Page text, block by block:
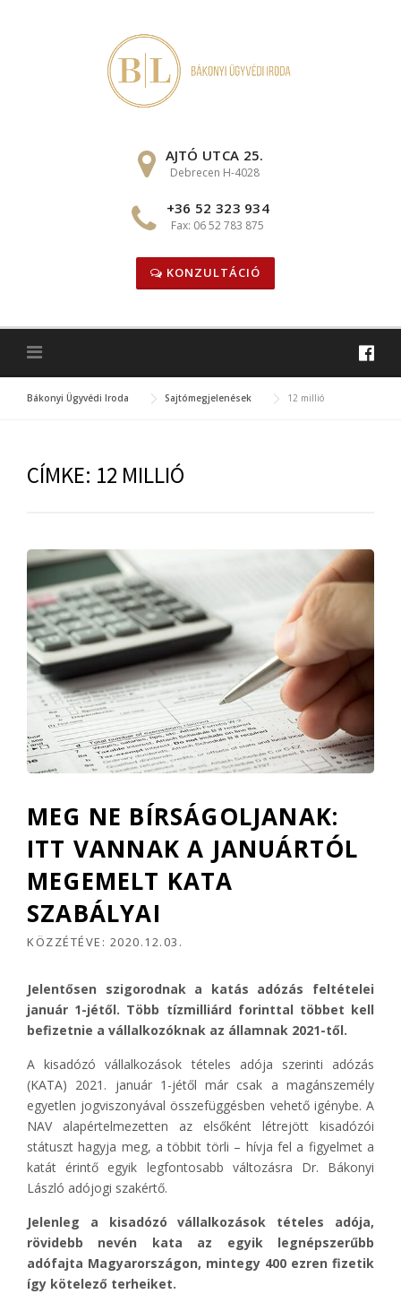
AJTÓ UTCA 25.
Debrecen H-4028
+36 52 323 934
Fax: 06 52 783 875
KONZULTÁCIÓ
Bákonyi Ügyvédi Iroda Sajtómegjelenések 12 millió
CÍMKE: 12 MILLIÓ
MEG NE BÍRSÁGOLJANAK:
ITT VANNAK A JANUÁRTÓL
MEGEMELT KATA
SZABÁLYAI
KÖZZÉTÉVE: 2020.12.03.
Jelentősen szigorodnak a katás adózás feltételei
január 1-jétől. Több tízmilliárd forinttal többet kell
befizetnie a vállalkozóknak az államnak 2021-től.
A kisadózó vállalkozások tételes adója szerinti adózás
(KATA) 2021. január 1-jétől már csak a magánszemély
egyetlen jogviszonyával összefüggésben vehető igénybe. A
NAV alapértelmezetten az elsőként létrejött kisadózói
státuszt hagyja meg, a többit törli – hívja fel a figyelmet a
katát érintő egyik legfontosabb változásra Dr. Bákonyi
László adójogi szakértő.
Jelenleg a kisadózó vállalkozások tételes adója,
rövidebb nevén kata az egyik legnépszerűbb
adófajta Magyarországon, mintegy 400 ezren fizetik
így kötelező terheiket.